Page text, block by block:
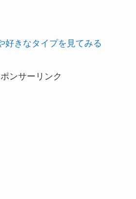
好きなタイプを見てみる
ンサーリンク